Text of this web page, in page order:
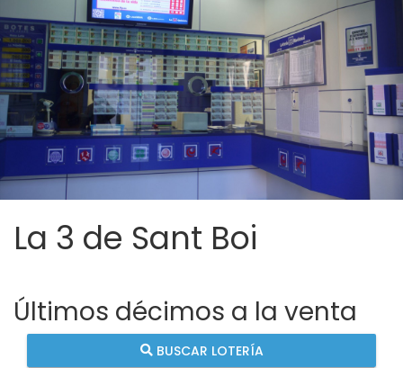
La 3 de Sant Boi
Últimos décimos a la venta
BUSCAR LOTERÍA